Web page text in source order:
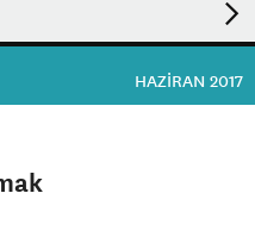
HAZIRAN 2017